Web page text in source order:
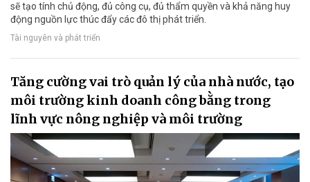
sẽ tạo tính chủ động, đủ công cụ, đủ thẩm quyền và khả năng huy
động nguồn lực thúc đẩy các đô thị phát triển.
Tài nguyên và phát triển
Tăng cường vai trò quản lý của nhà nước, tạo
môi trường kinh doanh công bằng trong
lĩnh vực nông nghiệp và môi trường